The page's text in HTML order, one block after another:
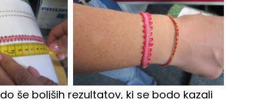
še boljših rezultatov, ki se bodo kazali